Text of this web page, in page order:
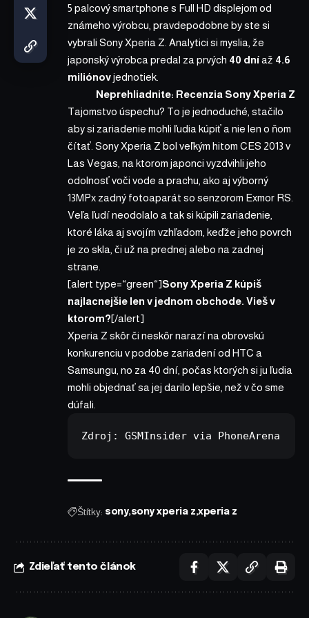
5 palcový smartphone s Full HD displejom od
známeho výrobcu, pravdepodobne by ste si
vybrali Sony Xperia Z. Analytici si myslia, že
japonský výrobca predal za prvých 40 dníaž 4.6
miliónovjednotiek.
Neprehliadnite: Recenzia Sony Xperia Z
Tajomstvo úspechu? To je jednoduché, stačilo
aby si zariadenie mohli ľudia kúpiť a nie len o ňom
čítať. Sony Xperia Z bol veľkým hitom CES 2013 v
Las Vegas, na ktorom japonci vyzdvihli jeho
odolnosť voči vode a prachu, ako aj výborný
13MPx zadný fotoaparát so senzorom Exmor RS.
Veľa ľudí neodolalo a tak si kúpili zariadenie,
ktoré láka aj svojím vzhľadom, keďže jeho povrch
je zo skla, či už na prednej alebo na zadnej
strane.
[alert type=“green“]Sony Xperia Z kúpiš
najlacnejšie len v jednom obchode. Vieš v
ktorom?[/alert]
Xperia Z skôr či neskôr narazí na obrovskú
konkurenciu v podobe zariadení od HTC a
Samsungu, no za 40 dní, počas ktorých si ju ľudia
mohli objednať sa jej darilo lepšie, než v čo sme
dúfali.
Zdroj: GSMInsider via PhoneArena
Štítky: sony sony xperia z xperia z
Zdieľať tento článok